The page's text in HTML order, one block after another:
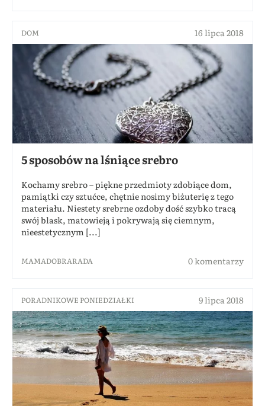
DOM 16 lipca 2018
5 sposobów na lśniące srebro
Kochamy srebro – piękne przedmioty zdobiące dom,
pamiątki czy sztućce, chętnie nosimy biżuterię z tego
materiału. Niestety srebrne ozdoby dość szybko tracą
swój blask, matowieją i pokrywają się ciemnym,
nieestetycznym [...]
MAMADOBRARADA 0 komentarzy
PORADNIKOWE PONIEDZIAŁKI 9 lipca 2018